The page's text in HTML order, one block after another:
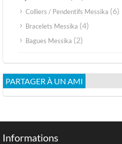
Colliers / Pendentifs Messika (6)
Bracelets Messika (4)
Bagues Messika (2)
PARTAGER À UN AMI
Informations